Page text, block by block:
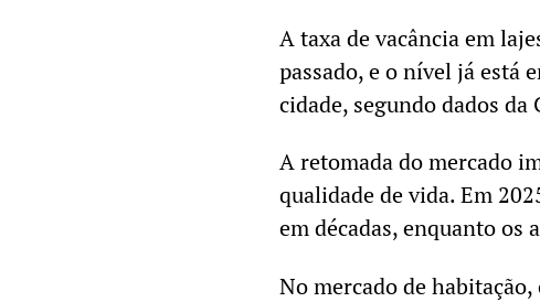
A taxa de vacância em
passado, e o nível já está
cidade, segundo dados
A retomada do mercado
qualidade de vida. Em
em décadas, enquanto os
No mercado de